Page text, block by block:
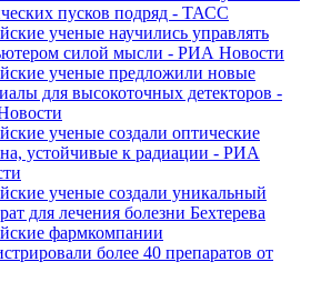
пусков подряд - ТАСС
ученые научились управлять
силой мысли - РИА Новости
ученые предложили новые
для высокоточных детекторов -
ученые создали оптические
устойчивые к радиации - РИА
ученые создали уникальный
для лечения болезни Бехтерева
фармкомпании
более 40 препаратов от